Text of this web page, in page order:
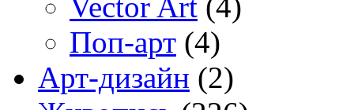
Поп-арт (4)
Арт-дизайн (2)